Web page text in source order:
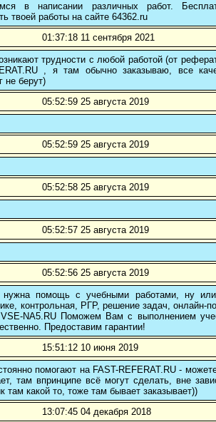
в написании различных работ.
твоей работы на сайте 64362.ru
01:37:18 11 сентября 2021
трудности с любой работой (от
, я там обычно заказываю, все
не берут)
05:52:59 25 августа 2019
05:52:59 25 августа 2019
05:52:58 25 августа 2019
05:52:57 25 августа 2019
05:52:56 25 августа 2019
нужна помощь с учебными работами, ну
контрольная, РГР, решение задач,
NA5.RU Поможем Вам с выполнением
Предоставим гарантии!
15:51:12 10 июня 2019
помогают на FAST-REFERAT.RU -
там впринципе всё могут сделать, вне
там какой то, тоже там бывает заказывает))
13:07:45 04 декабря 2018